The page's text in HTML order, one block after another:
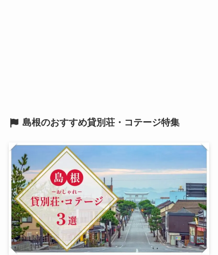
島根のおすすめ貸別荘・コテージ特集